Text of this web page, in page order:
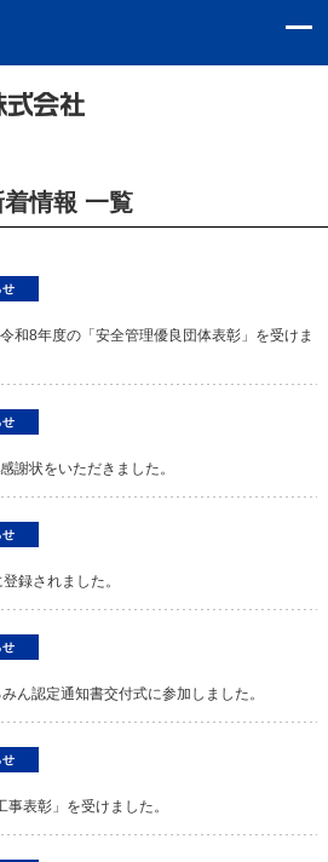
着情報 一覧
せ
和8年度の「安全管理優良団体表彰」を受けま
せ
謝状をいただきました。
せ
録されました。
せ
ん認定通知書交付式に参加しました。
せ
表彰」を受けました。